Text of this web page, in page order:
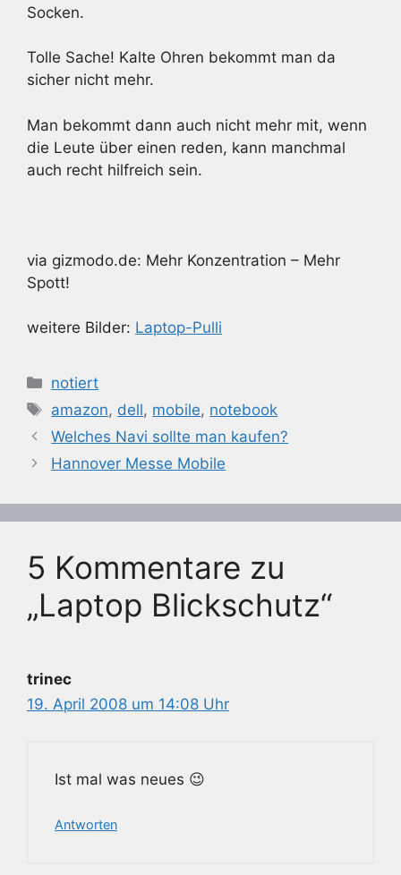
Socken.
Tolle Sache! Kalte Ohren bekommt man da
sicher nicht mehr.
Man bekommt dann auch nicht mehr mit, wenn
die Leute über einen reden, kann manchmal
auch recht hilfreich sein.
via gizmodo.de: Mehr Konzentration – Mehr
Spott!
weitere Bilder: Laptop-Pulli
Kategorien
notiert
Schlagwörter
amazon, dell, mobile, notebook
Welches Navi sollte man kaufen?
Hannover Messe Mobile
5 Kommentare zu
„Laptop Blickschutz“
trinec
19. April 2008 um 14:08 Uhr
Ist mal was neues 😉
Antworten